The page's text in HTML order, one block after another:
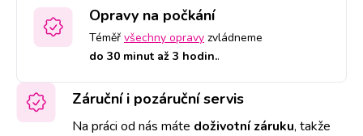
Opravy na počkání
Téměř všechny opravy zvládneme
do 30 minut až 3 hodin..
Záruční i pozáruční servis
Na práci od nás máte doživotní záruku, takže